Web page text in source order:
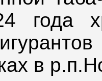
года
в